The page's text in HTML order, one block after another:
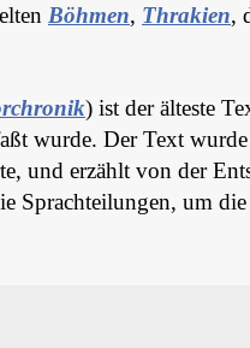
Böhmen, Thrakien,
) ist der älteste
wurde. Der Text
und erzählt von der
Sprachteilungen, um